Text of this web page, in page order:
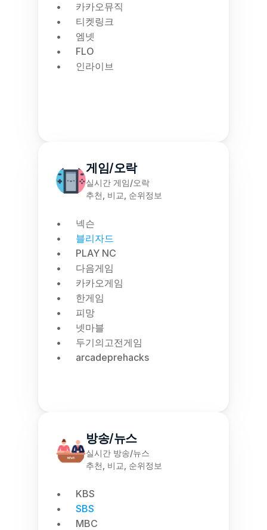
카카오뮤직
티켓링크
엠넷
FLO
인라이브
게임/오락
실시간 게임/오락
추천, 비교, 순위정보
넥슨
블리자드
PLAY NC
다음게임
카카오게임
한게임
피망
넷마블
두기의고전게임
arcadeprehacks
방송/뉴스
실시간 방송/뉴스
추천, 비교, 순위정보
KBS
SBS
MBC